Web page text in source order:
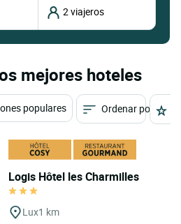
mejores hoteles
populares Ordenar por
Logis Hôtel les Charmilles
Lux1 km